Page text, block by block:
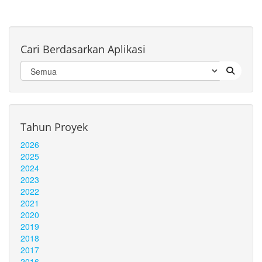
Cari Berdasarkan Aplikasi
Tahun Proyek
2026
2025
2024
2023
2022
2021
2020
2019
2018
2017